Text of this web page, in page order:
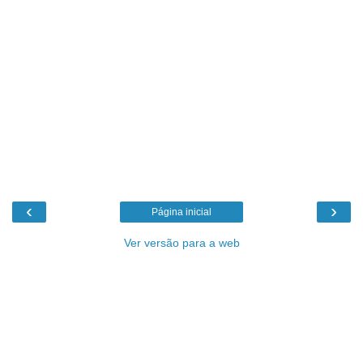
‹ ›
Página inicial
Ver versão para a web